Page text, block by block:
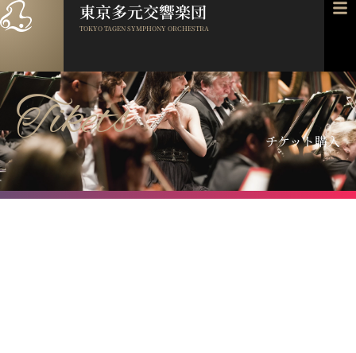
東京多元交響楽団
TOKYO TAGEN SYMPHONY ORCHESTRA
Tikets チケット購入